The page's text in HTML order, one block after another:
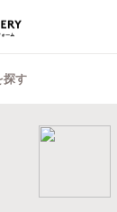
探す